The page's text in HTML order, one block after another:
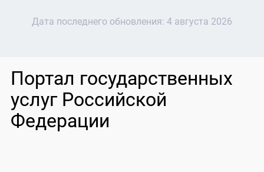
Дата последнего обновления: 4 августа 2026
Портал государственных
услуг Российской
Федерации